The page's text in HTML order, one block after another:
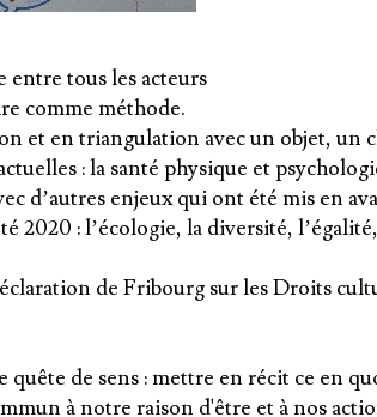
entre tous les acteurs
comme méthode.
et en triangulation avec un objet, un
: la santé physique et
d’autres enjeux qui ont été mis en
2020 : l’écologie, la diversité, l’égalité,
de Fribourg sur les Droits
de sens : mettre en récit ce en
à notre raison d'être et à nos